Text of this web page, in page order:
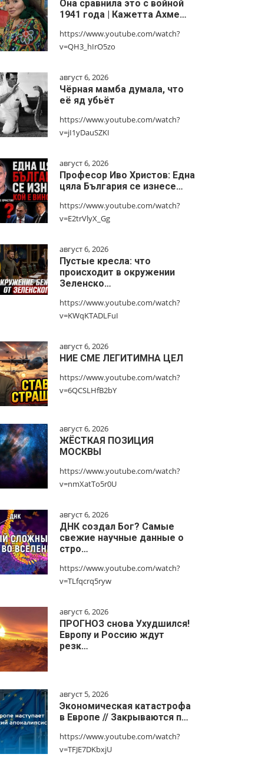
Она сравнила это с войной
1941 года | Кажетта Ахме…
https://www.youtube.com/watch?
v=QH3_hIrO5zo
август 6, 2026
Чёрная мамба думала, что
её яд убьёт
https://www.youtube.com/watch?
v=jI1yDauSZKI
август 6, 2026
Професор Иво Христов: Една
цяла България се изнесе…
https://www.youtube.com/watch?
v=E2trVlyX_Gg
август 6, 2026
Пустые кресла: что
происходит в окружении
Зеленско…
https://www.youtube.com/watch?
v=KWqKTADLFuI
август 6, 2026
НИЕ СМЕ ЛЕГИТИМНА ЦЕЛ
https://www.youtube.com/watch?
v=6QCSLHfB2bY
август 6, 2026
ЖЁСТКАЯ ПОЗИЦИЯ
МОСКВЫ
https://www.youtube.com/watch?
v=nmXatTo5r0U
август 6, 2026
ДНК создал Бог? Самые
свежие научные данные о
стро…
https://www.youtube.com/watch?
v=TLfqcrq5ryw
август 6, 2026
ПРОГНОЗ снова Ухудшился!
Европу и Россию ждут
резк…
август 5, 2026
Экономическая катастрофа
в Европе // Закрываются п…
https://www.youtube.com/watch?
v=TFJE7DKbxjU